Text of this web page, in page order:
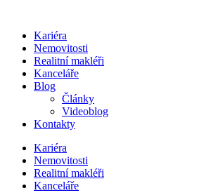
obsahuKariéra
Nemovitosti
Realitní makléři
Kanceláře
Blog
Články
Videoblog
Kontakty
Kariéra
Nemovitosti
Realitní makléři
Kanceláře